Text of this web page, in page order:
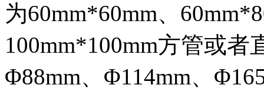
为60mm*60mm、
100mm*100mm方管或
Φ88mm、Φ114mm、